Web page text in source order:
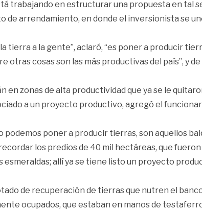
trabajando en estructurar una propuesta en tal
de arrendamiento, en donde el inversionista se
tierra a la gente”, aclaró, “es poner a producir
otras cosas son las más productivas del país”, y
en zonas de alta productividad que ya se le
a un proyecto productivo, agregó el
podemos poner a producir tierras, son aquellos
los predios de 40 mil hectáreas, que
esmeraldas; allí ya se tiene listo un proyecto
de recuperación de tierras que nutren el
ocupados, que estaban en manos de